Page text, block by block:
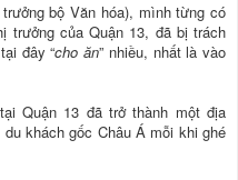
bộ Văn hóa), mình từng có
trưởng của Quận 13, đã bị trách
đây “cho ăn” nhiều, nhất là vào
Quận 13 đã trở thành một địa
khách gốc Châu Á mỗi khi ghé